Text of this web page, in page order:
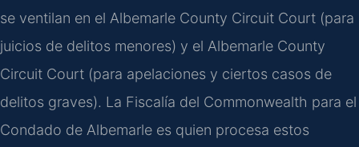
se ventilan en el Albemarle County Circuit Court (para
juicios de delitos menores) y el Albemarle County
Circuit Court (para apelaciones y ciertos casos de
delitos graves). La Fiscalía del Commonwealth para el
Condado de Albemarle es quien procesa estos